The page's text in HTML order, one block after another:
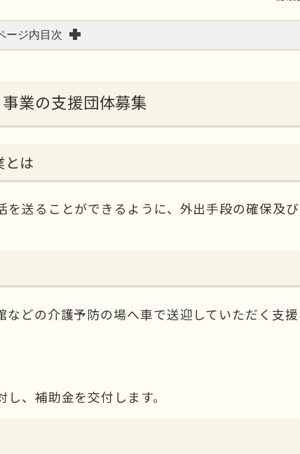
ージ内目次
業の支援団体募集
とは
を送ることができるように、外出手段の確保及び
どの介護予防の場へ車で送迎していただく支援
、補助金を交付します。